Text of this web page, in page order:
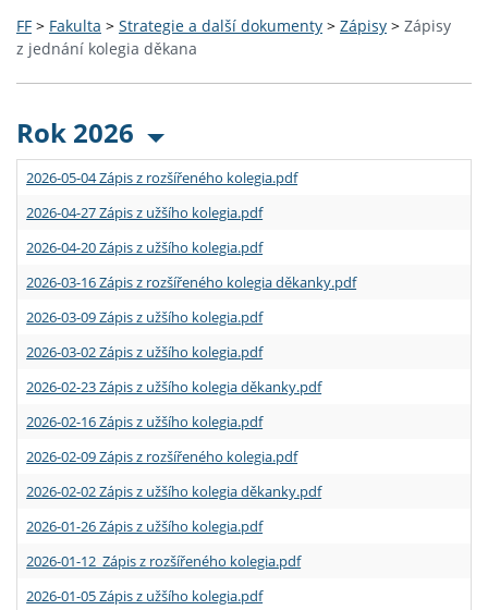
FF > Fakulta > Strategie a další dokumenty > Zápisy > Zápisy
z jednání kolegia děkana
Rok 2026
2026-05-04 Zápis z rozšířeného kolegia.pdf
2026-04-27 Zápis z užšího kolegia.pdf
2026-04-20 Zápis z užšího kolegia.pdf
2026-03-16 Zápis z rozšířeného kolegia děkanky.pdf
2026-03-09 Zápis z užšího kolegia.pdf
2026-03-02 Zápis z užšího kolegia.pdf
2026-02-23 Zápis z užšího kolegia děkanky.pdf
2026-02-16 Zápis z užšího kolegia.pdf
2026-02-09 Zápis z rozšířeného kolegia.pdf
2026-02-02 Zápis z užšího kolegia děkanky.pdf
2026-01-26 Zápis z užšího kolegia.pdf
2026-01-12 Zápis z rozšířeného kolegia.pdf
2026-01-05 Zápis z užšího kolegia.pdf